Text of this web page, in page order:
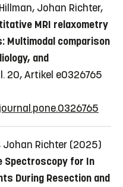
Johan Richter,
MRI relaxometry
Multimodal comparison
and
20, Artikel e0326765
Johan Richter (2025)
Spectroscopy for In
During Resection and